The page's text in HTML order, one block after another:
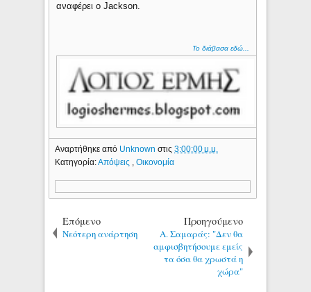
αναφέρει ο Jackson.
Το διάβασα εδώ...
Αναρτήθηκε από Unknownστις3:00:00 μ.μ.
Κατηγορία:Απόψεις ,Οικονομία
Επόμενο
Νεότερη ανάρτηση
Προηγούμενο
Α. Σαμαράς: "Δεν θα
αμφισβητήσουμε εμείς
τα όσα θα χρωστά η
χώρα"